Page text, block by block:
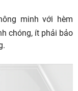
minh với hèm
chóng, ít phải bảo